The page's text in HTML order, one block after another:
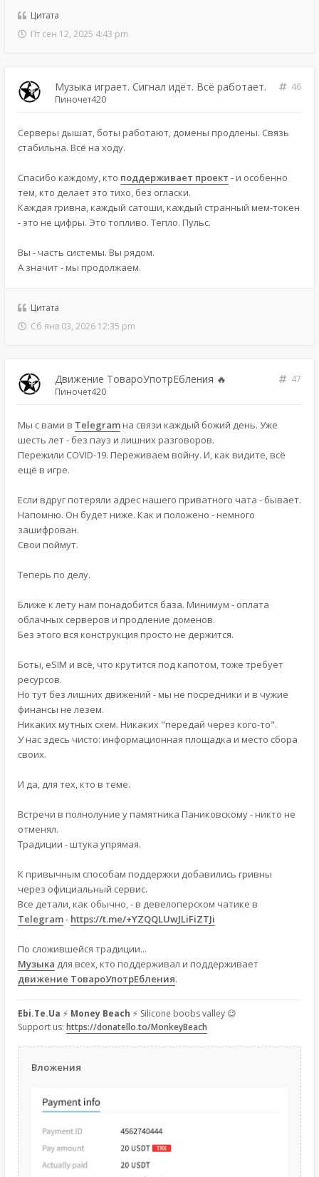
Цитата
Пт сен 12, 2025 4:43 pm
Музыка играет. Сигнал идёт. Всё работает.
46
Пиночет420
Серверы дышат, боты работают, домены продлены. Связь
стабильна. Всё на ходу.
Спасибо каждому, кто поддерживает проект - и особенно
тем, кто делает это тихо, без огласки.
Каждая гривна, каждый сатоши, каждый странный мем-токен
- это не цифры. Это топливо. Тепло. Пульс.
Вы - часть системы. Вы рядом.
А значит - мы продолжаем.
Цитата
Сб янв 03, 2026 12:35 pm
Движение ТовароУпотрЕбления 🔥
47
Пиночет420
Мы с вами в Telegram на связи каждый божий день. Уже
шесть лет - без пауз и лишних разговоров.
Пережили COVID-19. Переживаем войну. И, как видите, всё
ещё в игре.
Если вдруг потеряли адрес нашего приватного чата - бывает.
Напомню. Он будет ниже. Как и положено - немного
зашифрован.
Свои поймут.
Теперь по делу.
Ближе к лету нам понадобится база. Минимум - оплата
облачных серверов и продление доменов.
Без этого вся конструкция просто не держится.
Боты, eSIM и всё, что крутится под капотом, тоже требует
ресурсов.
Но тут без лишних движений - мы не посредники и в чужие
финансы не лезем.
Никаких мутных схем. Никаких "передай через кого-то".
У нас здесь чисто: информационная площадка и место сбора
своих.
И да, для тех, кто в теме.
Встречи в полнолуние у памятника Паниковскому - никто не
отменял.
Традиции - штука упрямая.
К привычным способам поддержки добавились гривны
через официальный сервис.
Все детали, как обычно, - в девелоперском чатике в
Telegram- https://t.me/+YZQQLUwJLiFiZTJi
По сложившейся традиции...
Музыка для всех, кто поддерживал и поддерживает
движение ТовароУпотрЕбления.
Ebi.Te.Ua ⚡ Money Beach ⚡ Silicone boobs valley 😉
Support us: https://donatello.to/MonkeyBeach
Вложения